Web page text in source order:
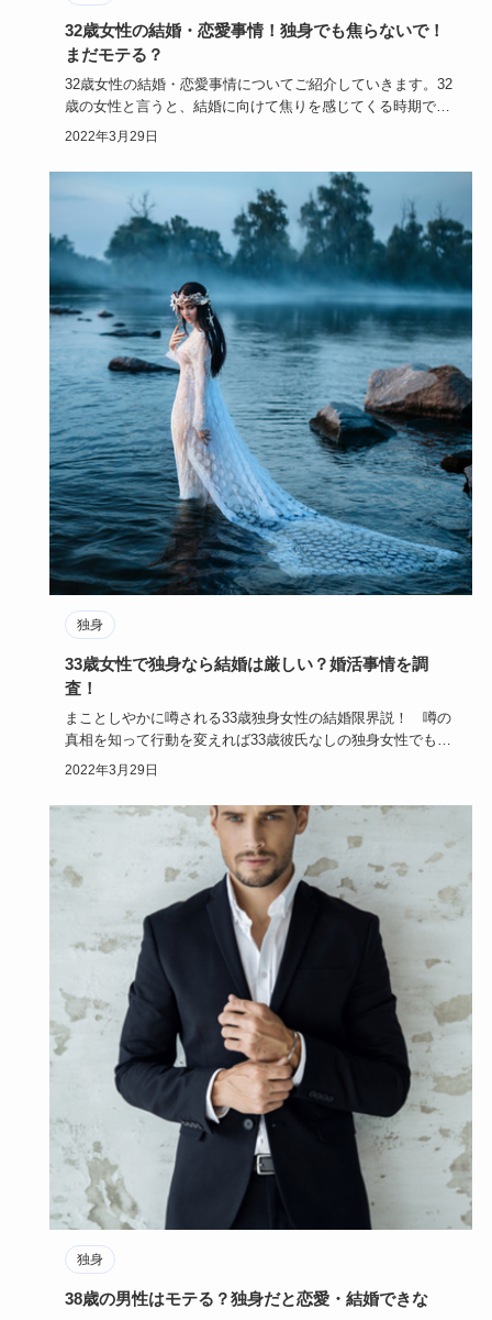
32歳女性の結婚・恋愛事情！独身でも焦らないで！
まだモテる？
32歳女性の結婚・恋愛事情についてご紹介していきます。32
歳の女性と言うと、結婚に向けて焦りを感じてくる時期でも
ありますが…
2022年3月29日
独身
33歳女性で独身なら結婚は厳しい？婚活事情を調
査！
まことしやかに噂される33歳独身女性の結婚限界説！ 噂の
真相を知って行動を変えれば33歳彼氏なしの独身女性でも、
今から「モ…
2022年3月29日
独身
38歳の男性はモテる？独身だと恋愛・結婚できな